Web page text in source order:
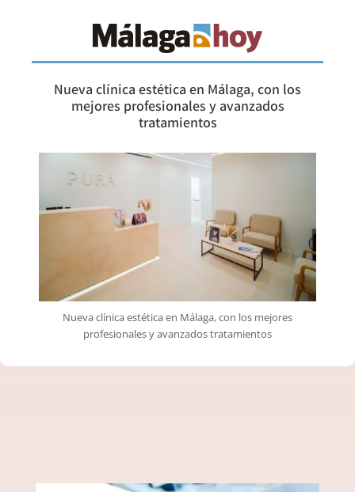
Nueva clínica estética en Málaga, con los
mejores profesionales y avanzados
tratamientos
Nueva clínica estética en Málaga, con los mejores
profesionales y avanzados tratamientos